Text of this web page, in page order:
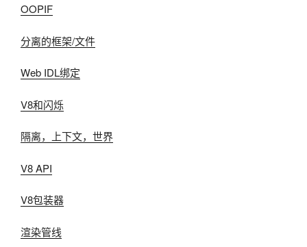
OOPIF
分离的框架/文件
Web IDL绑定
V8和闪烁
隔离，上下文，世界
V8 API
V8包装器
渲染管线